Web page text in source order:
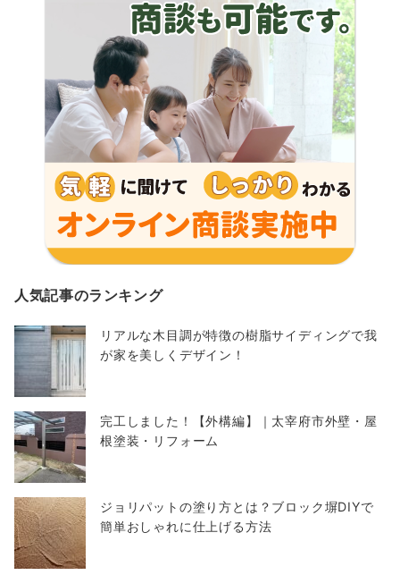
人気記事のランキング
リアルな木目調が特徴の樹脂サイディングで我
が家を美しくデザイン！
完工しました！【外構編】｜太宰府市外壁・屋
根塗装・リフォーム
ジョリパットの塗り方とは？ブロック塀DIYで
簡単おしゃれに仕上げる方法